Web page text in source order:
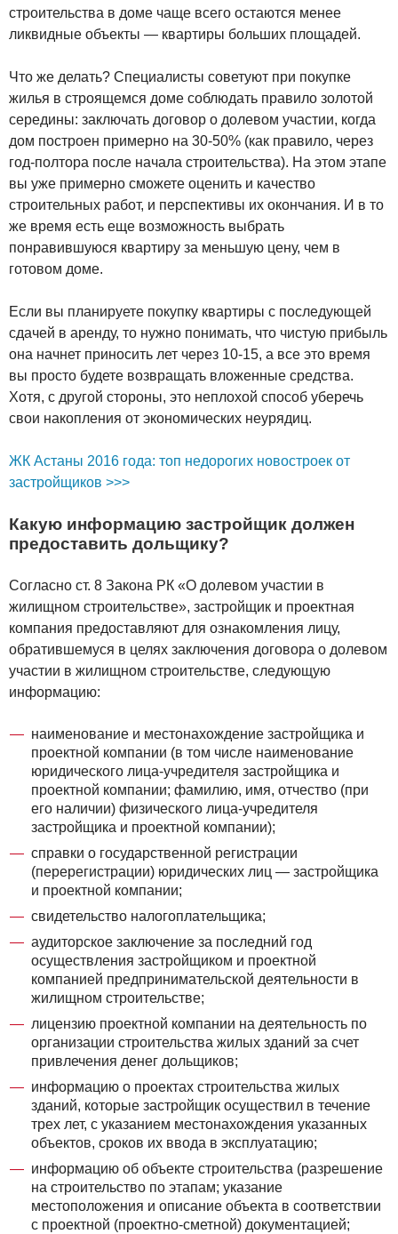
строительства в доме чаще всего остаются менее
ликвидные объекты — квартиры больших площадей.
Что же делать? Специалисты советуют при покупке
жилья в строящемся доме соблюдать правило золотой
середины: заключать договор о долевом участии, когда
дом построен примерно на 30-50% (как правило, через
год-полтора после начала строительства). На этом этапе
вы уже примерно сможете оценить и качество
строительных работ, и перспективы их окончания. И в то
же время есть еще возможность выбрать
понравившуюся квартиру за меньшую цену, чем в
готовом доме.
Если вы планируете покупку квартиры с последующей
сдачей в аренду, то нужно понимать, что чистую прибыль
она начнет приносить лет через 10-15, а все это время
вы просто будете возвращать вложенные средства.
Хотя, с другой стороны, это неплохой способ уберечь
свои накопления от экономических неурядиц.
ЖК Астаны 2016 года: топ недорогих новостроек от
застройщиков >>>
Какую информацию застройщик должен
предоставить дольщику?
Согласно ст. 8 Закона РК «О долевом участии в
жилищном строительстве», застройщик и проектная
компания предоставляют для ознакомления лицу,
обратившемуся в целях заключения договора о долевом
участии в жилищном строительстве, следующую
информацию:
наименование и местонахождение застройщика и
проектной компании (в том числе наименование
юридического лица-учредителя застройщика и
проектной компании; фамилию, имя, отчество (при
его наличии) физического лица-учредителя
застройщика и проектной компании);
справки о государственной регистрации
(перерегистрации) юридических лиц — застройщика
и проектной компании;
свидетельство налогоплательщика;
аудиторское заключение за последний год
осуществления застройщиком и проектной
компанией предпринимательской деятельности в
жилищном строительстве;
лицензию проектной компании на деятельность по
организации строительства жилых зданий за счет
привлечения денег дольщиков;
информацию о проектах строительства жилых
зданий, которые застройщик осуществил в течение
трех лет, с указанием местонахождения указанных
объектов, сроков их ввода в эксплуатацию;
информацию об объекте строительства (разрешение
на строительство по этапам; указание
местоположения и описание объекта в соответствии
с проектной (проектно-сметной) документацией;